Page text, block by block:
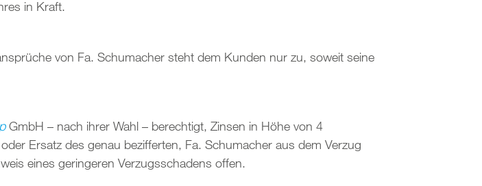
in Kraft.
von Fa. Schumacher steht dem Kunden nur zu, soweit seine
GmbH – nach ihrer Wahl – berechtigt, Zinsen in Höhe von 4
Ersatz des genau bezifferten, Fa. Schumacher aus dem Verzug
eines geringeren Verzugsschadens offen.